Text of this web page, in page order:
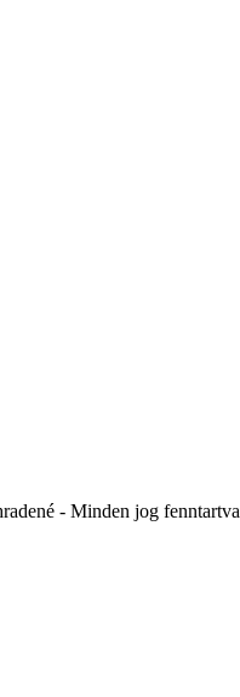
- Minden jog